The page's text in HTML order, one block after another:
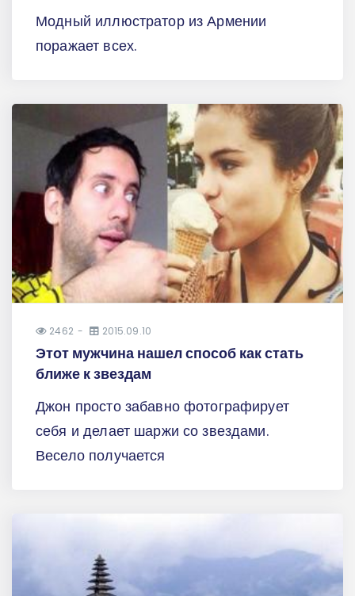
Модный иллюстратор из Армении
поражает всех.
2462 2015.09.10
Этот мужчина нашел способ как стать
ближе к звездам
Джон просто забавно фотографирует
себя и делает шаржи со звездами.
Весело получается